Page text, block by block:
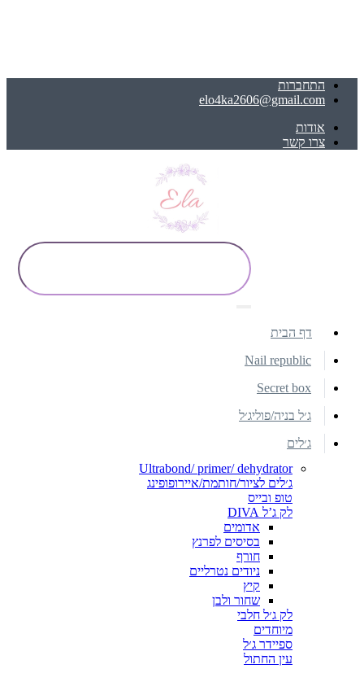
התחברות
elo4ka2606@gmail.com
אודות
צרו קשר
דף הבית
Nail republic
Secret box
ג׳ל בניה/פוליג׳ל
ג׳לים
Ultrabond/ primer/ dehydrator
ג׳לים לציור/חותמת/איירופופינג
טופ ובייס
לק ג’ל DIVA
אדומים
בסיסים לפרנץ
חורף
ניודים נטרליים
קיץ
שחור ולבן
לק ג׳ל חלבי
מיוחדים
ספיידר ג׳ל
עין החתול